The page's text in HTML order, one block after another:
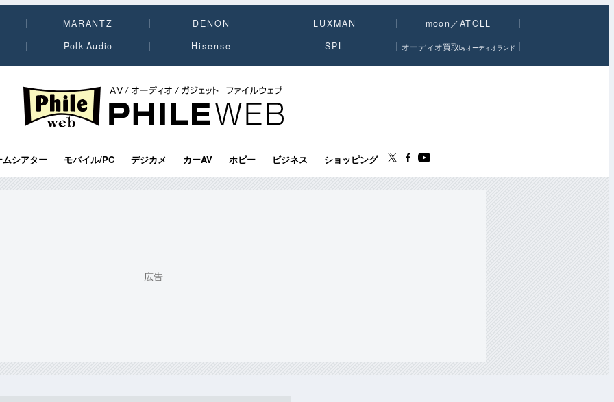
MARANTZ DENON LUXMAN
moon／ATOLL
Polk Audio
Hisense SPL オーディオ買取byオーディオランド
PHILE WEB｜AV/オーディオ/ガジェット
ムシアター モバイル/PC デジカメ カーAV ホビー ビジネス ショッピング